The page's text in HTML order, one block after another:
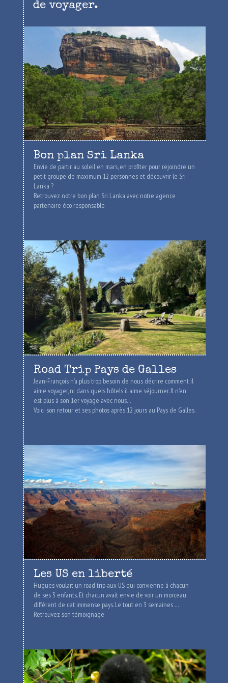
de voyager.
Bon plan Sri Lanka
Envie de partir au soleil en mars, en profiter pour rejoindre un
petit groupe de maximum 12 personnes et découvrir le Sri
Lanka ?
Retrouvez notre bon plan Sri Lanka avec notre agence
partenaire éco responsable
Road Trip Pays de Galles
Jean-François n’a plus trop besoin de nous décrire comment il
aime voyager, ni dans quels hôtels il aime séjourner. Il n’en
est plus à son 1er voyage avec nous…
Voici son retour et ses photos après 12 jours au Pays de Galles.
Les US en liberté
Hugues voulait un road trip aux US qui convienne à chacun
de ses 3 enfants. Et chacun avait envie de voir un morceau
différent de cet immense pays. Le tout en 3 semaines …
Retrouvez son témoignage